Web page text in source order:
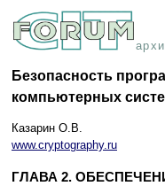
Безопасность
компьютерных
Казарин О.В.
www.cryptography.ru
ГЛАВА 2.